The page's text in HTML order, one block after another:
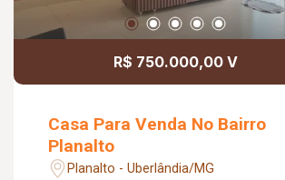
R$ 750.000,00 V
Casa Para Venda No Bairro
Planalto
Planalto - Uberlândia/MG